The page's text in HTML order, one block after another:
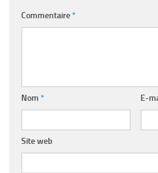
Commentaire*
Nom * E-
Site web